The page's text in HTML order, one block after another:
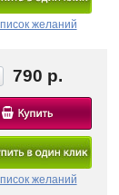
желаний
790 р.
желаний